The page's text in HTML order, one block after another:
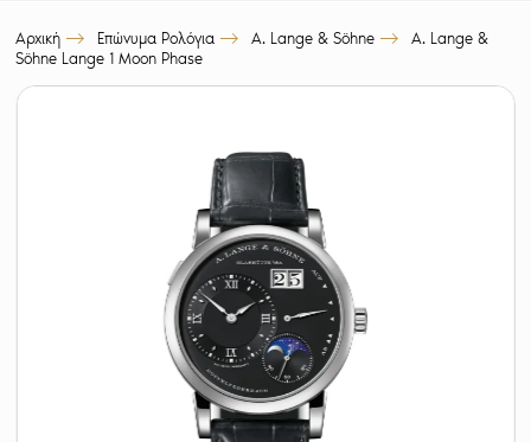
Αρχική Επώνυμα Ρολόγια A. Lange & Söhne
A. Lange &
Söhne Lange 1 Moon Phase